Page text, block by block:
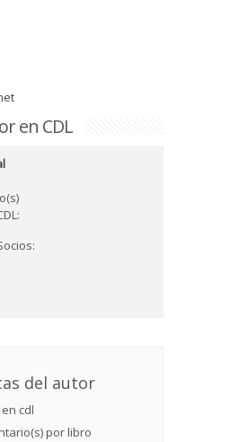
en CDL
del autor
cdl
por libro